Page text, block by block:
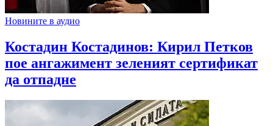
Новините в аудио
Костадин Костадинов: Кирил Петков
пое ангажимент зеленият сертификат
да отпадне